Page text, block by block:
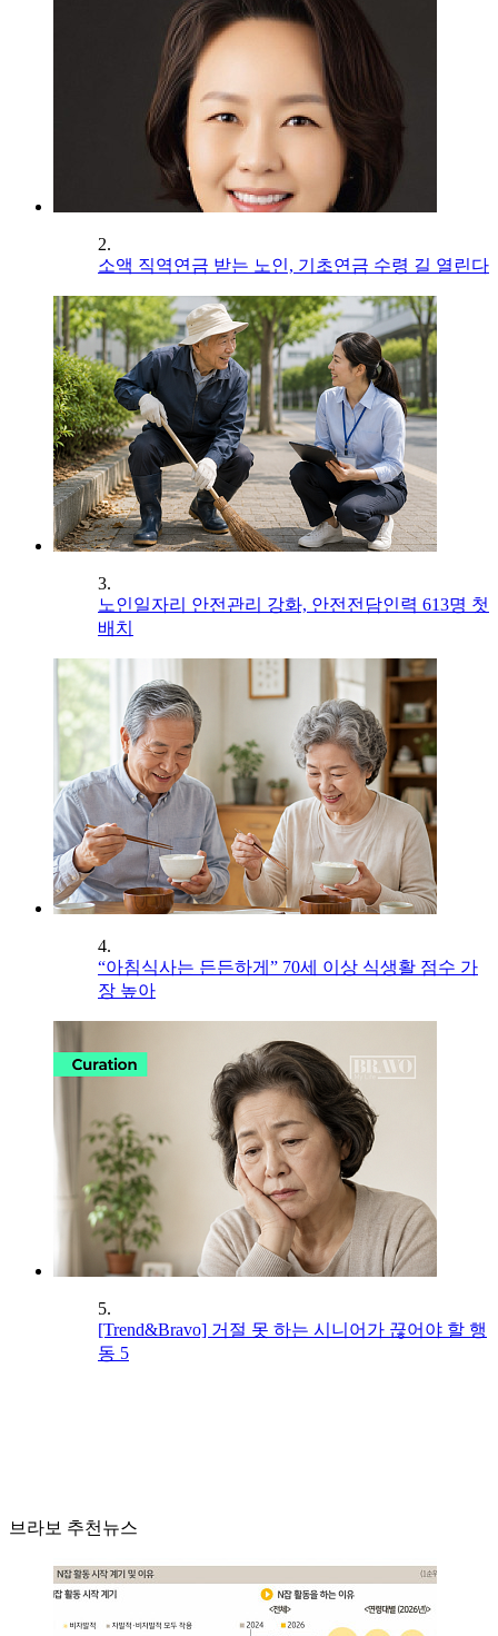
2.
소액 직역연금 받는 노인, 기초연금 수령 길 열린다
3.
노인일자리 안전관리 강화, 안전전담인력 613명 첫
배치
4.
“아침식사는 든든하게” 70세 이상 식생활 점수 가
장 높아
5.
[Trend&Bravo] 거절 못 하는 시니어가 끊어야 할 행
동 5
브라보 추천뉴스